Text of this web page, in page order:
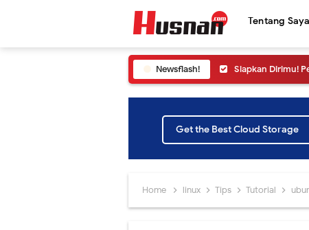
Tentang Saya
Newsflash! Siapkan Dirimu!
Cara Melihat
Yuk ikuti
Informasi
Jangan sampai
Get the Best Cloud Storage
Home linux Tips Tutorial